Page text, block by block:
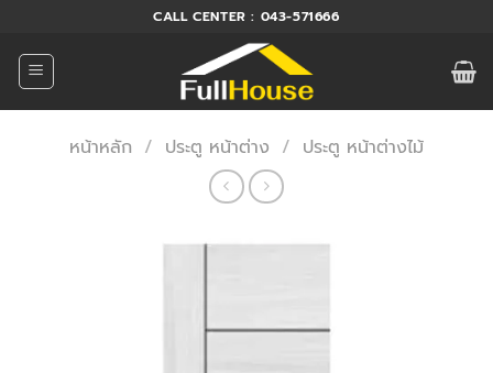
ยัง
เนื้อหา
CALL CENTER : 043-571666
หน้าหลัก / ประตู หน้าต่าง / ประตู หน้าต่างไม้